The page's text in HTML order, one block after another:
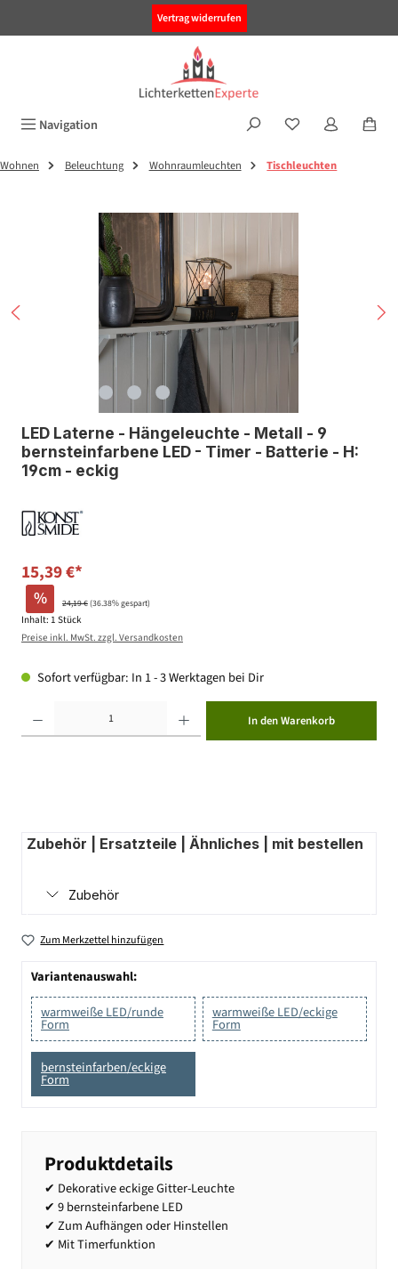
Vertrag widerrufen
Navigation
Wohnen Beleuchtung Wohnraumleuchten Tischleuchten
Bildergalerie überspringen
LED Laterne - Hängeleuchte - Metall - 9
bernsteinfarbene LED - Timer - Batterie - H:
19cm - eckig
15,39 €*
% 24,19 €(36.38% gespart)
Inhalt: 1 Stück
Preise inkl. MwSt. zzgl. Versandkosten
Sofort verfügbar: In 1 - 3 Werktagen bei Dir
In den Warenkorb
Zubehör | Ersatzteile | Ähnliches | mit bestellen
Zubehör
Zum Merkzettel hinzufügen
Variantenauswahl:
warmweiße LED/runde
Form
warmweiße LED/eckige
Form
bernsteinfarben/eckige
Form
Produktdetails
✔ Dekorative eckige Gitter-Leuchte
✔ 9 bernsteinfarbene LED
✔ Zum Aufhängen oder Hinstellen
✔ Mit Timerfunktion